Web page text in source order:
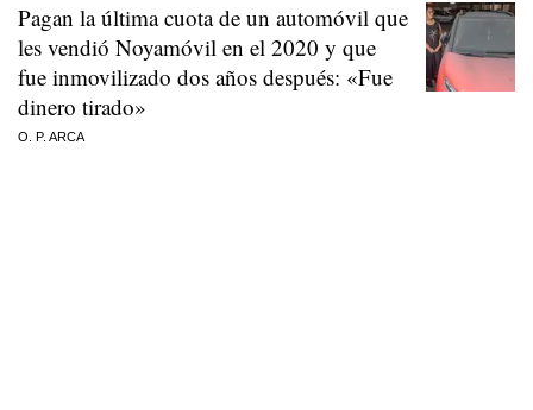
Pagan la última cuota de un automóvil que
les vendió Noyamóvil en el 2020 y que
fue inmovilizado dos años después: «Fue
dinero tirado»
O. P. ARCA